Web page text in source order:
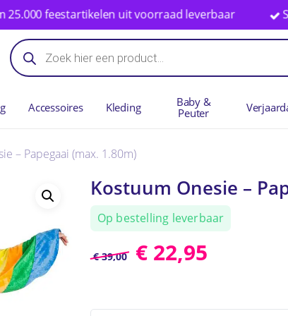
uit voorraad leverbaar Specialist
Producten
zoeken
Accessoires Kleding
Baby &
Peuter
– Papegaai (max. 1.80m)
Kostuum Onesie –
Op bestelling leverbaar
€39,00 € 22,95